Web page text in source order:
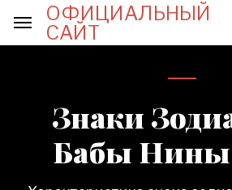
ОФИЦИАЛЬНЫЙ
САЙТ
Знаки
Бабы Нины